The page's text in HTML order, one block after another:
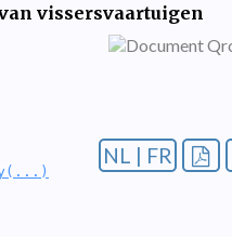
vissersvaartuigen
NL | FR